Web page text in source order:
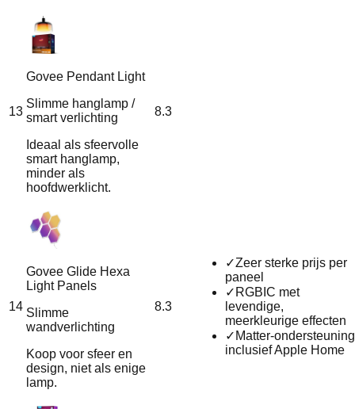
13
Govee Pendant Light
Slimme hanglamp /
smart verlichting
Ideaal als sfeervolle
smart hanglamp,
minder als
hoofdwerklicht.
8.3
14
Govee Glide Hexa
Light Panels
Slimme
wandverlichting
Koop voor sfeer en
design, niet als enige
lamp.
8.3
✓Zeer sterke prijs per
paneel
✓ RGBIC met
levendige,
meerkleurige effecten
✓ Matter-ondersteuning
inclusief Apple Home